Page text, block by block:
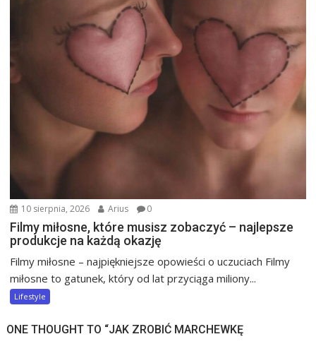
10 sierpnia, 2026 Arius 0
Filmy miłosne, które musisz zobaczyć – najlepsze
produkcje na każdą okazję
Filmy miłosne – najpiękniejsze opowieści o uczuciach Filmy
miłosne to gatunek, który od lat przyciąga miliony...
Lifestyle
ONE THOUGHT TO “JAK ZROBIĆ MARCHEWKĘ